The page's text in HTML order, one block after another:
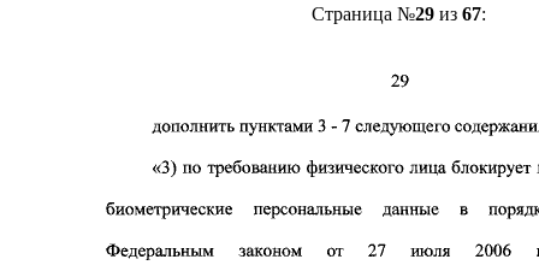
Страница №29из 67: